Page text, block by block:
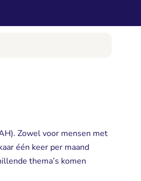
Zowel voor mensen met
één keer per maand
thema’s komen